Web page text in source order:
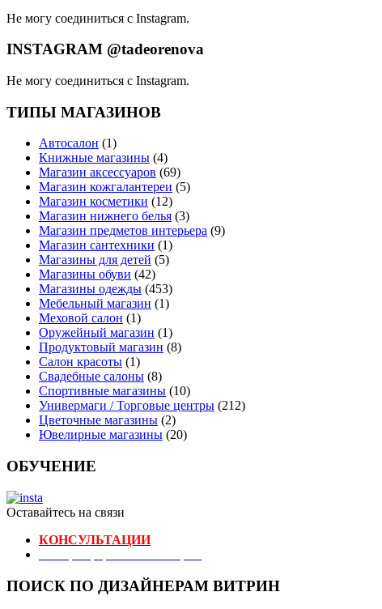
Не могу соединиться с Instagram.
INSTAGRAM @tadeorenova
Не могу соединиться с Instagram.
ТИПЫ МАГАЗИНОВ
Автосалон (1)
Книжные магазины (4)
Магазин аксессуаров (69)
Магазин кожгалантереи (5)
Магазин косметики (12)
Магазин нижнего белья (3)
Магазин предметов интерьера (9)
Магазин сантехники (1)
Магазины для детей (5)
Магазины обуви (42)
Магазины одежды (453)
Мебельный магазин (1)
Меховой салон (1)
Оружейный магазин (1)
Продуктовый магазин (8)
Салон красоты (1)
Свадебные салоны (8)
Спортивные магазины (10)
Универмаги / Торговые центры (212)
Цветочные магазины (2)
Ювелирные магазины (20)
ОБУЧЕНИЕ
Оставайтесь на связи
КОНСУЛЬТАЦИИ
ПОИСК ПО ДИЗАЙНЕРАМ ВИТРИН